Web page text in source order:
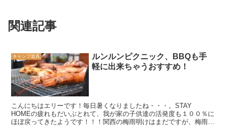
関連記事
キャンプ道具
ルンルンピクニック、BBQも手
軽に出来ちゃうおすすめ！
こんにちはエリーです！毎日暑くなりましたね・・・。STAY
HOMEの疲れもだいぶとれて、我が家の子供達の活発度も１００％に
ほぼ戻ってきたようです！！！関西の梅雨明けはまだですが、梅雨の